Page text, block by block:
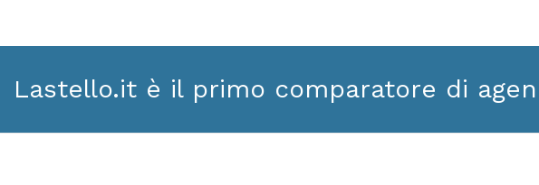
Lastello.it è il primo comparatore di